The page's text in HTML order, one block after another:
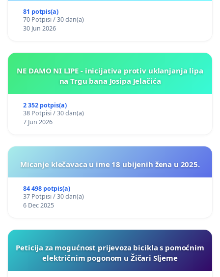
81 potpis(a)
70 Potpisi / 30 dan(a)
30 Jun 2026
NE DAMO NI LIPE - inicijativa protiv uklanjanja lipa
na Trgu bana Josipa Jelačića
2 352 potpis(a)
38 Potpisi / 30 dan(a)
7 Jun 2026
Micanje klečavaca u ime 18 ubijenih žena u 2025.
84 498 potpis(a)
37 Potpisi / 30 dan(a)
6 Dec 2025
Peticija za mogućnost prijevoza bicikla s pomoćnim
električnim pogonom u Žičari Sljeme